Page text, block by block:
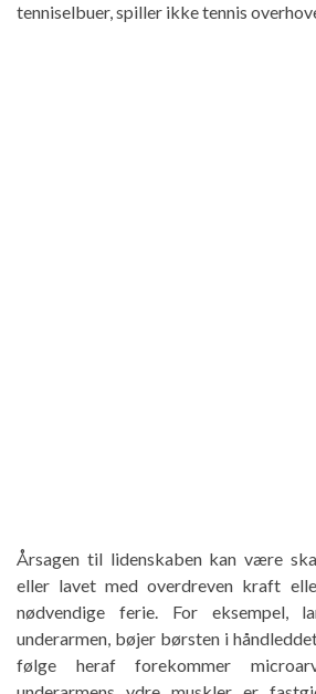
tenniselbuer, spiller ikke tennis
Årsagen til lidenskaben kan være
eller lavet med overdreven kraft
nødvendige ferie. For eksempel,
underarmen, bøjer børsten i
følge heraf forekommer